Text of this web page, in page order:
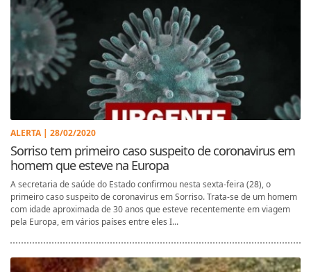
ALERTA | 28/02/2020
Sorriso tem primeiro caso suspeito de coronavirus em
homem que esteve na Europa
A secretaria de saúde do Estado confirmou nesta sexta-feira (28), o
primeiro caso suspeito de coronavirus em Sorriso. Trata-se de um homem
com idade aproximada de 30 anos que esteve recentemente em viagem
pela Europa, em vários países entre eles I...